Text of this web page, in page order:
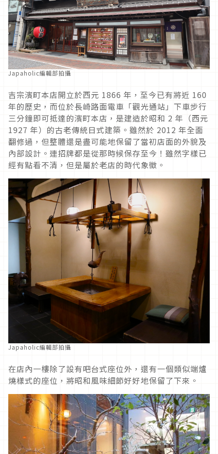
Japaholic編輯部拍攝
吉宗濱町本店開立於西元 1866 年，至今已有將近 160
年的歷史，而位於長崎路面電車「觀光通站」下車步行
三分鐘即可抵達的濱町本店，是建造於昭和 2 年（西元
1927 年）的古老傳統日式建築。雖然於 2012 年全面
翻修過，但整體還是盡可能地保留了當初店面的外貌及
內部設計。連招牌都是從那時候保存至今！雖然字樣已
經有點看不清，但是屬於老店的時代象徵。
Japaholic編輯部拍攝
在店內一樓除了設有吧台式座位外，還有一個類似端爐
燒樣式的座位，將昭和風味細節好好地保留了下來。